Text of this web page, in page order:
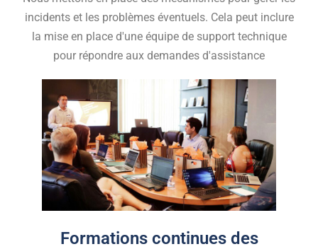
incidents et les problèmes éventuels. Cela peut inclure
la mise en place d'une équipe de support technique
pour répondre aux demandes d'assistance
Formations continues des